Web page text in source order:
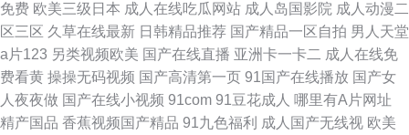
免费 欧美三级日本 成人在线吃瓜网站 成人岛国影院 成人动漫二
区三区 久草在线最新 日韩精品推荐 国产精品一区自拍 男人天堂
a片123 另类视频欧美 国产在线直播 亚洲卡一卡二 成人在线免
费看黄 操操无码视频 国产高清第一页 91国产在线播放 国产女
人夜夜做 国产在线小视频 91com 91豆花成人 哪里有A片网址
精产国品 香蕉视频国产精品 91九色福利 成人国产无线视 欧美